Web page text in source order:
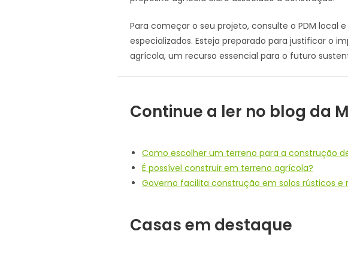
Para começar o seu projeto, consulte o PDM local
especializados. Esteja preparado para justificar o
agrícola, um recurso essencial para o futuro
Continue a ler no blog da
Como escolher um terreno para a construção
É possível construir em terreno agrícola?
Governo facilita construção em solos rústicos e
Casas em destaque